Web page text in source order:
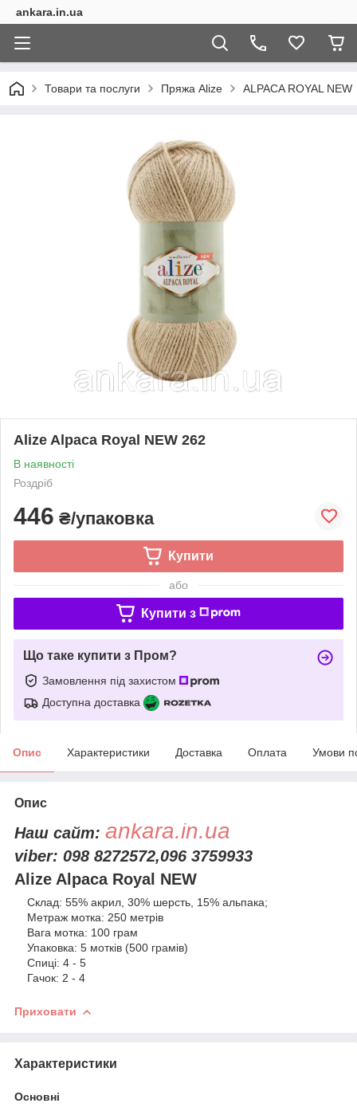
ankara.in.ua
Товари та послуги Пряжа Alize ALPACA ROYAL NEW
Alize Alpaca Royal NEW 262
В наявності
Роздріб
446 ₴/упаковка
Купити
або
Купити з
Що таке купити з Пром?
Замовлення під захистом
Доступна доставка
Опис Характеристики Доставка Оплата Умови
Опис
Наш сайт: ankara.in.ua
viber: 098 8272572,096 3759933
Alize Alpaca Royal NEW
Склад: 55% акрил, 30% шерсть, 15% альпака;
Метраж мотка: 250 метрів
Вага мотка: 100 грам
Упаковка: 5 мотків (500 грамів)
Спиці: 4 - 5
Гачок: 2 - 4
Приховати
Характеристики
Основні